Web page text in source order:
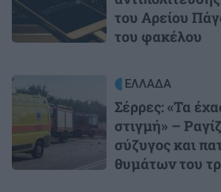
του Αρείου
του φακέλου
Image ΕΛΛΑΔΑ
Σέρρες: «Τα
στιγμή» –
σύζυγος και
θυμάτων του